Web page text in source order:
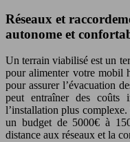
Réseaux et
autonome et
Un terrain viabilisé est un
pour alimenter votre mobil
pour assurer l’évacuation
peut entraîner des coûts
l’installation plus
un budget de 5000€ à
distance aux réseaux et la